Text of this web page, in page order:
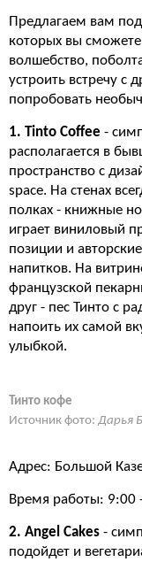
Предлагаем вам
которых вы сможете
волшебство,
устроить встречу с
попробовать
1. Tinto Coffee -
располагается в
пространство с
space. На стенах
полках - книжные
играет виниловый
позиции и
напитков. На
французской
друг - пес Тинто с
напоить их самой
улыбкой.
Тинто кофе
Источник фото: Дарья
Адрес: Большой
Время работы: 9:00
2. Angel Cakes -
подойдет и